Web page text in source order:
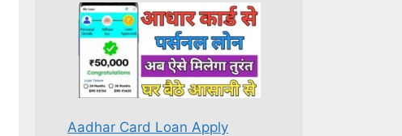
Aadhar Card Loan Apply